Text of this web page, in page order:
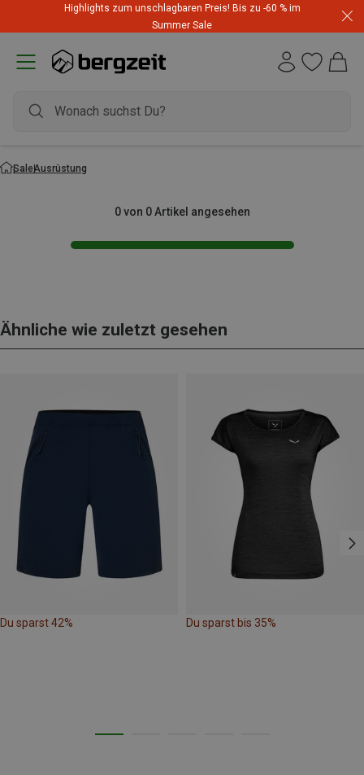
Highlights zum unschlagbaren Preis! Bis zu -60 % im
Summer Sale
SaleAusrüstung
0 von 0 Artikel angesehen
Ähnliche wie zuletzt gesehen
Du sparst 42% Du sparst bis 35%